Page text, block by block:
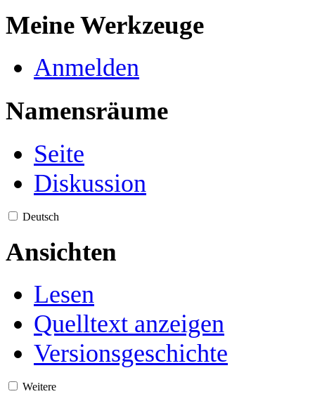
Meine Werkzeuge
Anmelden
Namensräume
Seite
Diskussion
Deutsch
Ansichten
Lesen
Quelltext anzeigen
Versionsgeschichte
Weitere